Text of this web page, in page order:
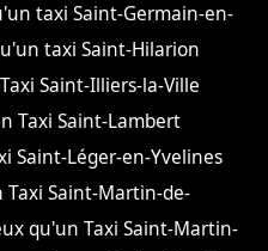
taxi Saint-Germain-en-
taxi Saint-Hilarion
Saint-Illiers-la-Ville
Taxi Saint-Lambert
Saint-Léger-en-Yvelines
Taxi Saint-Martin-de-
qu'un Taxi Saint-Martin-